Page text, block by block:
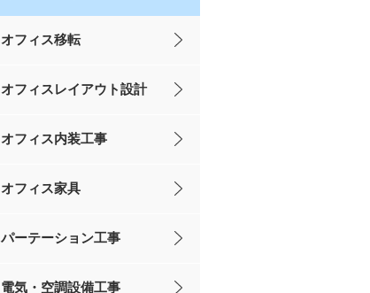
オフィス移転
オフィスレイアウト設計
オフィス内装工事
オフィス家具
パーテーション工事
電気・空調設備工事